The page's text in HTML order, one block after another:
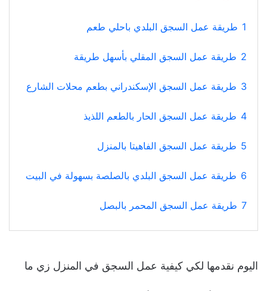
1 طريقة عمل السجق البلدي باحلي طعم
2 طريقة عمل السجق المقلي بأسهل طريقة
3 طريقة عمل السجق الإسكندراني بطعم محلات الشارع
4 طريقة عمل السجق الحار بالطعم اللذيذ
5 طريقة عمل السجق الفاهيتا بالمنزل
6 طريقة عمل السجق البلدي بالصلصة بسهولة في البيت
7 طريقة عمل السجق المحمر بالبصل
اليوم نقدمها لكي كيفية عمل السجق في المنزل زي ما